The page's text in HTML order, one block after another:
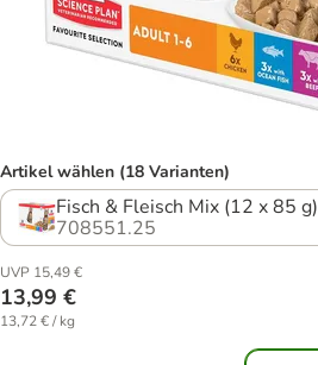
Artikel wählen (18 Varianten)
Fisch & Fleisch Mix (12 x 85 g)
708551.25
UVP 15,49 €
13,99 €
13,72 € / kg